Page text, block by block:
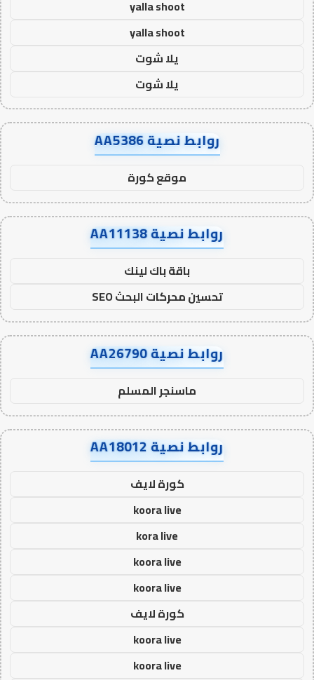
yalla shoot
yalla shoot
يلا شوت
يلا شوت
روابط نصية AA5386
موقع كورة
روابط نصية AA11138
باقة باك لينك
تحسين محركات البحث SEO
روابط نصية AA26790
ماسنجر المسلم
روابط نصية AA18012
كورة لايف
koora live
kora live
koora live
koora live
كورة لايف
koora live
koora live